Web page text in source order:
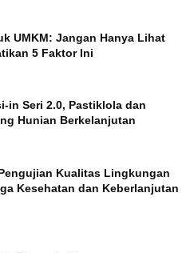
UMKM: Jangan Hanya Lihat
5 Faktor Ini
in Seri 2.0, Pastiklola dan
Hunian Berkelanjutan
Kualitas Lingkungan
Kesehatan dan Keberlanjutan